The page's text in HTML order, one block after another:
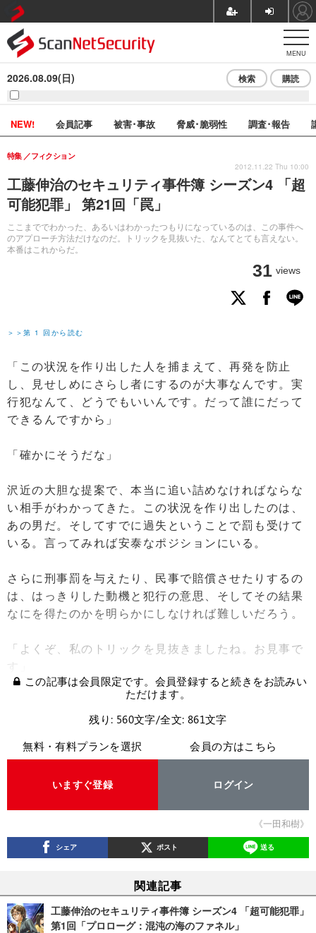
MENU
2026.08.09(日) 検索 購読
NEW! 会員記事 被害･事故 脅威･脆弱性 調査･報告
工藤伸治のセキュリティ事件簿 シーズン4 「超
可能犯罪」 第21回「罠」
ここまででわかった、あるいはわかったつもりになっているのは、この事件へ
のアプローチ方法だけなのだ。トリックを見抜いた、なんてとても言えない。
本番はこれからだ。
特集 フィクション
31 views
2012.11.22 Thu 10:00
＞＞第 1 回から読む
「この状況を作り出した人を捕まえて、再発を防止
し、見せしめにさらし者にするのが大事なんです。実
行犯なんて、どうでもいいんです。だって誰にだって
できるんですから」
「確かにそうだな」
沢近の大胆な提案で、本当に追い詰めなければならな
い相手がわかってきた。この状況を作り出したのは、
あの男だ。そしてすでに過失ということで罰も受けて
いる。言ってみれば安泰なポジションにいる。
さらに刑事罰を与えたり、民事で賠償させたりするの
は、はっきりした動機と犯行の意思、そしてその結果
なにを得たのかを明らかにしなければ難しいだろう。
「よくぞ、私のトリックを見抜きましたね。お見事で
す」
この記事は会員限定です。会員登録すると続きをお読みい
ただけます。
残り: 560文字/全文: 861文字
無料・有料プランを選択
いますぐ登録
会員の方はこちら
ログイン
《一田和樹》
シェア ポスト 送る
関連記事
工藤伸治のセキュリティ事件簿 シーズン4 「超可能犯罪」
第1回「プロローグ：混沌の海のファネル」